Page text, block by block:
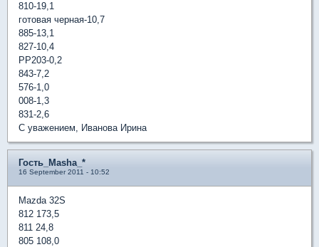
810-19,1
готовая черная-10,7
885-13,1
827-10,4
РР203-0,2
843-7,2
576-1,0
008-1,3
831-2,6
С уважением, Иванова Ирина
Гость_Masha_*
16 September 2011 - 10:52
Mazda 32S
812 173,5
811 24,8
805 108,0